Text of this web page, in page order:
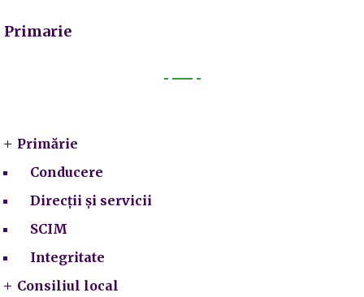
Primarie
Primărie
Conducere
Direcții și servicii
SCIM
Integritate
Consiliul local